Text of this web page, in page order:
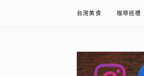
台灣美食 咖啡巡禮